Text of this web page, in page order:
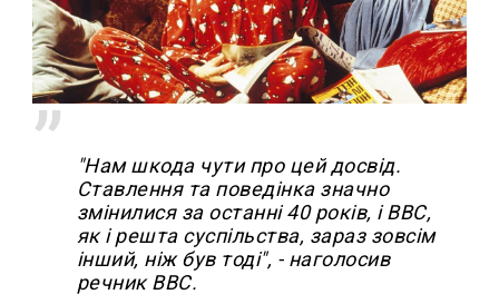
"Нам шкода чути про цей досвід.
Ставлення та поведінка значно
змінилися за останні 40 років, і BBC,
як і решта суспільства, зараз зовсім
інший, ніж був тоді", - наголосив
речник BBC.